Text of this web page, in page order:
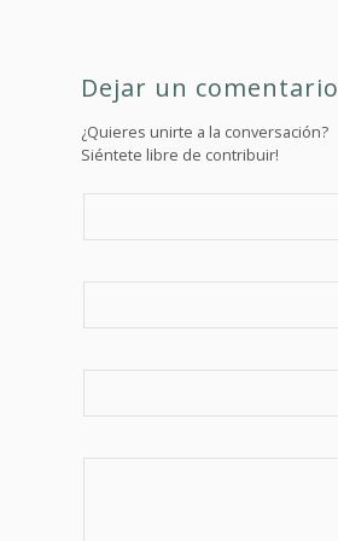
Dejar un comentario
¿Quieres unirte a la conversación?
Siéntete libre de contribuir!